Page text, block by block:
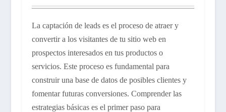
La captación de leads es el proceso de atraer y
convertir a los visitantes de tu sitio web en
prospectos interesados en tus productos o
servicios. Este proceso es fundamental para
construir una base de datos de posibles clientes y
fomentar futuras conversiones. Comprender las
estrategias básicas es el primer paso para